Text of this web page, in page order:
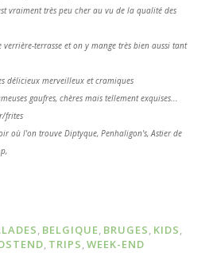
vraiment très peu cher au vu de la qualité des
terrasse et on y mange très bien aussi tant
délicieux merveilleux et cramiques
gaufres, chères mais tellement exquises...
frites
où l'on trouve Diptyque, Penhaligon's, Astier de
, BELGIQUE, BRUGES, KIDS,
, TRIPS,WEEK-END